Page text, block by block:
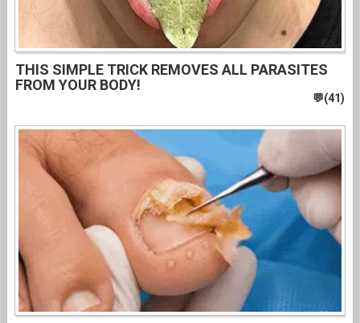
THIS SIMPLE TRICK REMOVES ALL PARASITES
FROM YOUR BODY!